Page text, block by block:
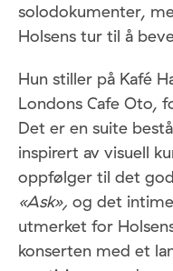
solodokumenter,
Holsens tur til å
Hun stiller på Kafé
Londons Cafe Oto,
Det er en suite
inspirert av visuell
oppfølger til det
«Ask», og det
utmerket for
konserten med et